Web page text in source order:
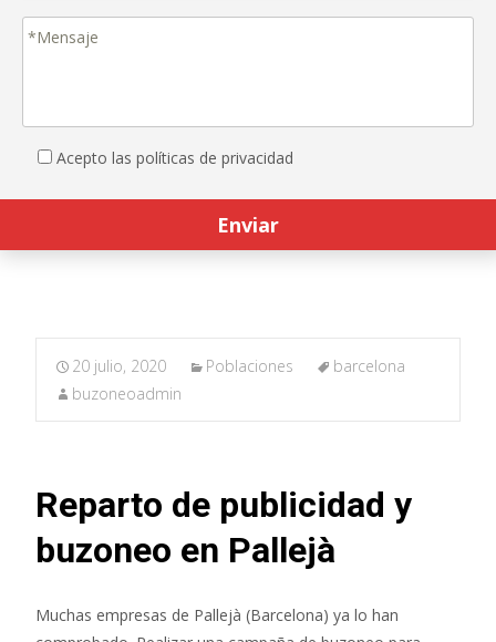
Acepto las políticas de privacidad
20 julio, 2020 Poblaciones
barcelona
buzoneoadmin
Reparto de publicidad y
buzoneo en Pallejà
Muchas empresas de Pallejà (Barcelona) ya lo han